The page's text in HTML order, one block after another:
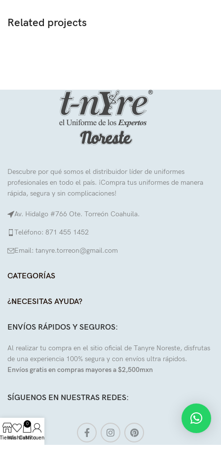
Related projects
Descubre por qué somos el distribuidor líder de uniformes
profesionales en todo el país. ¡Compra tus uniformes de manera
rápida, segura y sin complicaciones!
Av. Hidalgo #766 Ote. Torreón Coahuila.
Teléfono: 871 455 1452
Email: tanyre.torreon@gmail.com
CATEGORÍAS
¿NECESITAS AYUDA?
ENVÍOS RÁPIDOS Y SEGUROS:
Al realizar tu compra en el sitio oficial de Tanyre Noreste, disfrutas
de una experiencia 100% segura y con envíos ultra rápidos.
Envíos gratis en compras mayores a $2,500mxn
SÍGUENOS EN NUESTRAS REDES:
Wishlist
0
Carrito
Mi cuenta